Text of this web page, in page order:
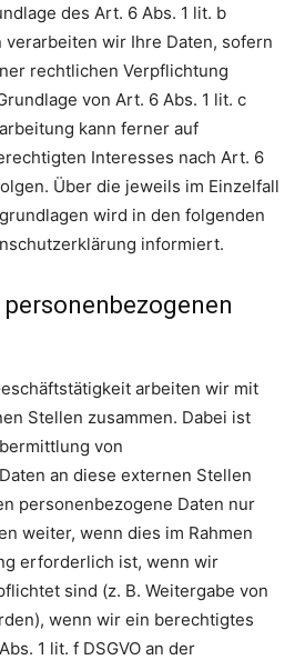
des Art. 6 Abs. 1 lit. b
verarbeiten wir Ihre Daten, sofern
rechtlichen Verpflichtung
von Art. 6 Abs. 1 lit. c
kann ferner auf
Interesses nach Art. 6
Über die jeweils im Einzelfall
wird in den folgenden
informiert.
arbeiten wir mit
Stellen zusammen. Dabei ist
von
an diese externen Stellen
personenbezogene Daten nur
weiter, wenn dies im Rahmen
erforderlich ist, wenn wir
sind (z. B. Weitergabe von
wenn wir ein berechtigtes
1 lit. f DSGVO an der